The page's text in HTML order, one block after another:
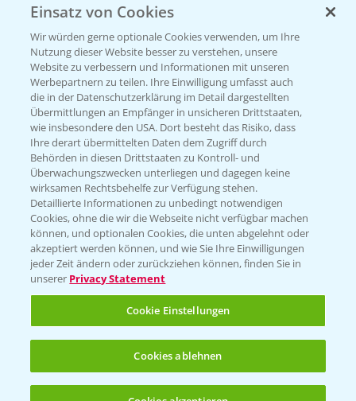
Beratung auf WhatsApp
T.+49 (0)174 346 564 1
KONTAKT
Hilfe in Notfällen
T.+49 (0)214/30-20220
Folgen Sie uns
Einsatz von Cookies
Wir würden gerne optionale Cookies verwenden, um Ihre
Nutzung dieser Website besser zu verstehen, unsere
Website zu verbessern und Informationen mit unseren
Werbepartnern zu teilen. Ihre Einwilligung umfasst auch
die in der Datenschutzerklärung im Detail dargestellten
Übermittlungen an Empfänger in unsicheren Drittstaaten,
wie insbesondere den USA. Dort besteht das Risiko, dass
Ihre derart übermittelten Daten dem Zugriff durch
Behörden in diesen Drittstaaten zu Kontroll- und
Überwachungszwecken unterliegen und dagegen keine
wirksamen Rechtsbehelfe zur Verfügung stehen.
Detaillierte Informationen zu unbedingt notwendigen
Cookies, ohne die wir die Webseite nicht verfügbar machen
können, und optionalen Cookies, die unten abgelehnt oder
akzeptiert werden können, und wie Sie Ihre Einwilligungen
jeder Zeit ändern oder zurückziehen können, finden Sie in
unserer Privacy Statement
Cookie Einstellungen
Cookies ablehnen